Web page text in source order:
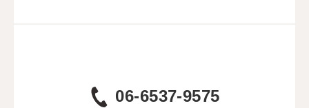
06-6537-9575